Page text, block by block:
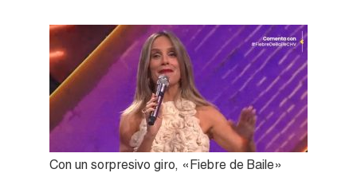
Con un sorpresivo giro, «Fiebre de Baile»